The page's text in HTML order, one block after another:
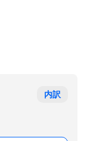
内訳